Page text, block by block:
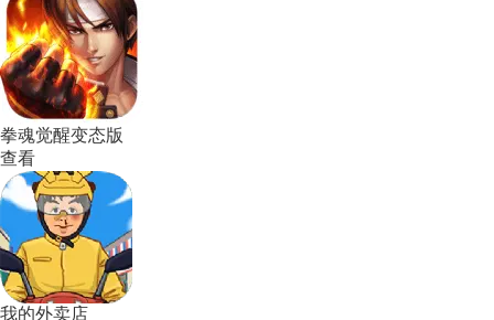
拳魂觉醒变态版
查看
我的外卖店